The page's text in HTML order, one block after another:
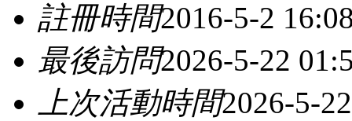
註冊時間2016-5-2
最後訪問2026-5-22
上次活動時間2026-5-